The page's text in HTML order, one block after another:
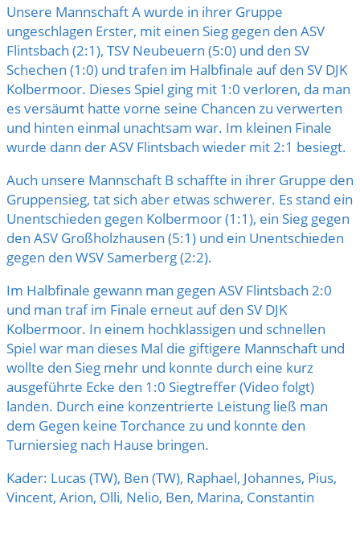
Unsere Mannschaft A wurde in ihrer Gruppe
ungeschlagen Erster, mit einen Sieg gegen den ASV
Flintsbach (2:1), TSV Neubeuern (5:0) und den SV
Schechen (1:0) und trafen im Halbfinale auf den SV DJK
Kolbermoor. Dieses Spiel ging mit 1:0 verloren, da man
es versäumt hatte vorne seine Chancen zu verwerten
und hinten einmal unachtsam war. Im kleinen Finale
wurde dann der ASV Flintsbach wieder mit 2:1 besiegt.
Auch unsere Mannschaft B schaffte in ihrer Gruppe den
Gruppensieg, tat sich aber etwas schwerer. Es stand ein
Unentschieden gegen Kolbermoor (1:1), ein Sieg gegen
den ASV Großholzhausen (5:1) und ein Unentschieden
gegen den WSV Samerberg (2:2).
Im Halbfinale gewann man gegen ASV Flintsbach 2:0
und man traf im Finale erneut auf den SV DJK
Kolbermoor. In einem hochklassigen und schnellen
Spiel war man dieses Mal die giftigere Mannschaft und
wollte den Sieg mehr und konnte durch eine kurz
ausgeführte Ecke den 1:0 Siegtreffer (Video folgt)
landen. Durch eine konzentrierte Leistung ließ man
dem Gegen keine Torchance zu und konnte den
Turniersieg nach Hause bringen.
Kader: Lucas (TW), Ben (TW), Raphael, Johannes, Pius,
Vincent, Arion, Olli, Nelio, Ben, Marina, Constantin